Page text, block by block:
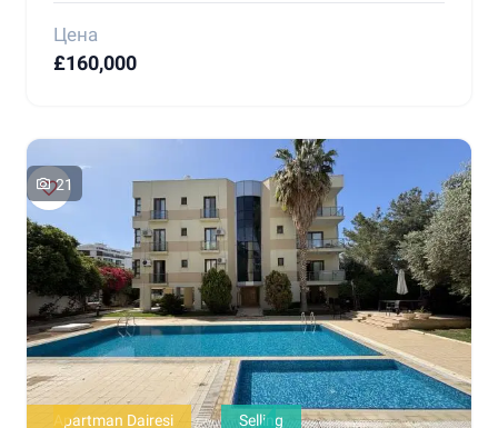
Цена
£160,000
21
Apartman Dairesi Selling